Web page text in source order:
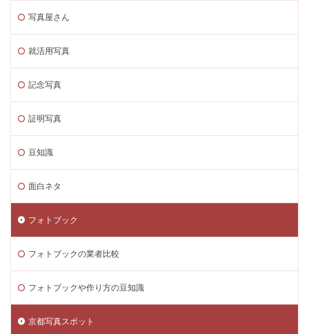
写真屋さん
就活用写真
記念写真
証明写真
豆知識
面白ネタ
フォトブック
フォトブックの業者比較
フォトブックや作り方の豆知識
京都写真スポット